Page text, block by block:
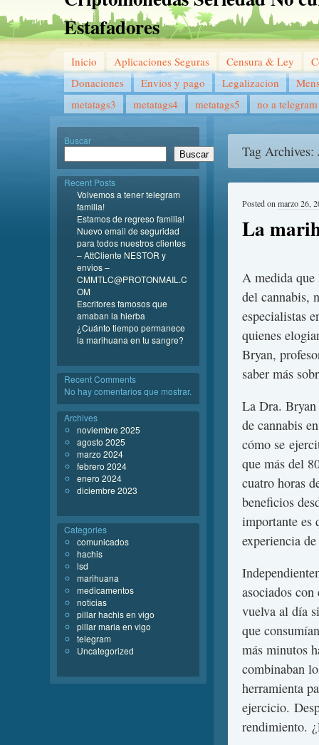
Estafadores
Inicio Aplicaciones Seguras Censura & Ley
Donaciones
Envios y pago Legalizacion
metatags3
metatags4 metatags5 no a telegram
Tag Archives:
La
Posted on marzo 26,
A medida que
del cannabis,
especialistas
quienes
Bryan,
saber más
La Dra. Bryan
de cannabis
cómo se
que más del
cuatro horas
beneficios
importante es
experiencia
asociados
vuelva al día
que
más minutos
combinaban
herramienta
ejercicio.
rendimiento.
Buscar
Buscar
Recent Posts
Volvemos a tener telegram
familia!
Estamos de regreso familia!
Nuevo email de seguridad
para todos nuestros clientes
– AttCliente NESTOR y
envios –
CMMTLC@PROTONMAIL.C
OM
Escritores famosos que
amaban la hierba
¿Cuánto tiempo permanece
la marihuana en tu sangre?
Recent Comments
No hay comentarios que mostrar.
Archives
noviembre 2025
agosto 2025
marzo 2024
febrero 2024
enero 2024
diciembre 2023
Categories
comunicados
hachis
lsd
marihuana
medicamentos
noticias
pillar hachis en vigo
pillar maria en vigo
telegram
Uncategorized